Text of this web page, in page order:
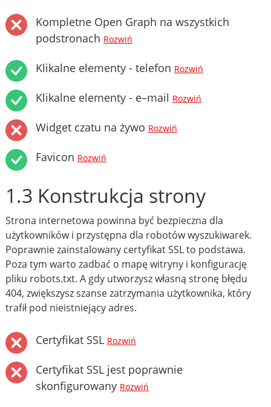
Kompletne Open Graph na wszystkich
podstronach Rozwiń
Klikalne elementy - telefon Rozwiń
Klikalne elementy - e–mail Rozwiń
Widget czatu na żywo Rozwiń
Favicon Rozwiń
1.3 Konstrukcja strony
Strona internetowa powinna być bezpieczna dla
użytkowników i przystępna dla robotów wyszukiwarek.
Poprawnie zainstalowany certyfikat SSL to podstawa.
Poza tym warto zadbać o mapę witryny i konfigurację
pliku robots.txt. A gdy utworzysz własną stronę błędu
404, zwiększysz szanse zatrzymania użytkownika, który
trafił pod nieistniejący adres.
Certyfikat SSL Rozwiń
Certyfikat SSL jest poprawnie
skonfigurowany Rozwiń